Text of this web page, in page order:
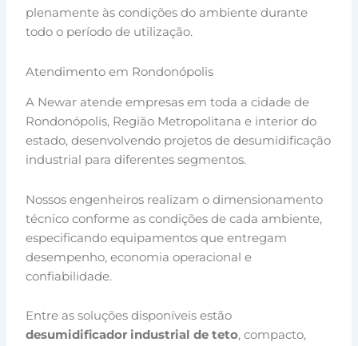
plenamente às condições do ambiente durante
todo o período de utilização.
Atendimento em Rondonópolis
A Newar atende empresas em toda a cidade de
Rondonópolis, Região Metropolitana e interior do
estado, desenvolvendo projetos de desumidificação
industrial para diferentes segmentos.
Nossos engenheiros realizam o dimensionamento
técnico conforme as condições de cada ambiente,
especificando equipamentos que entregam
desempenho, economia operacional e
confiabilidade.
Entre as soluções disponíveis estão
desumidificador industrial de teto, compacto,